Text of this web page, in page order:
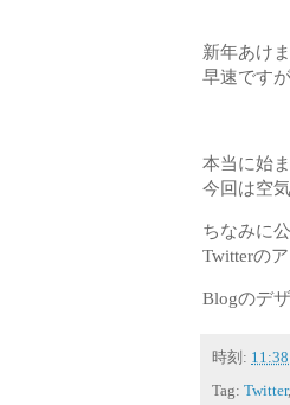
新年あけ
早速です
本当に始
今回は空
ちなみに
Twitterの
Blogのデ
時刻: 11:38
Tag: Twitter,